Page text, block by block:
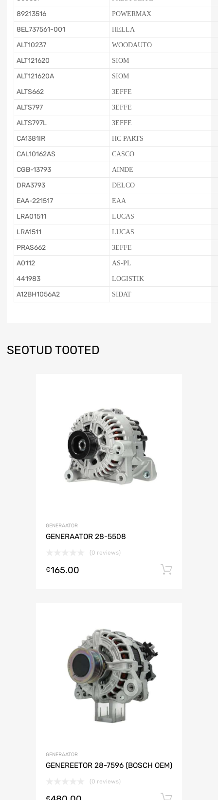
89213516 POWERMAX
8EL737561-001 HELLA
ALT10237 WOODAUTO
ALT121620 SIOM
ALT121620A SIOM
ALTS662 3EFFE
ALTS797 3EFFE
ALTS797L 3EFFE
CA1381IR HC PARTS
CAL10162AS CASCO
CGB-13793 AINDE
DRA3793 DELCO
EAA-221517 EAA
LRA01511 LUCAS
LRA1511 LUCAS
PRAS662 3EFFE
A0112 AS-PL
441983 LOGISTIK
A12BH1056A2 SIDAT
SEOTUD TOOTED
GENERAATOR
GENERAATOR 28-5508
(0 reviews)
€165.00
GENERAATOR
GENEREETOR 28-7596 (BOSCH OEM)
(0 reviews)
€